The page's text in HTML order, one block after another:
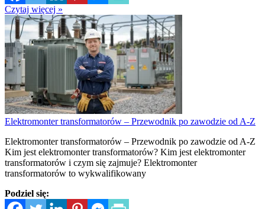
Czytaj więcej »
Elektromonter transformatorów – Przewodnik po zawodzie od A-Z
Elektromonter transformatorów – Przewodnik po zawodzie od A-Z
Kim jest elektromonter transformatorów? Kim jest elektromonter
transformatorów i czym się zajmuje? Elektromonter
transformatorów to wykwalifikowany
Podziel się: